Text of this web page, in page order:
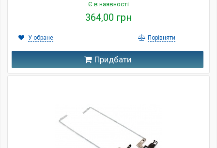
Є в наявності
364,00 грн
Придбати
У обране Порівняти